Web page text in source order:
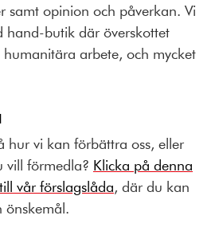
samt opinion och påverkan. Vi
hand-butik där överskottet
arbete, och mycket
hur vi kan förbättra oss, eller
vill förmedla? Klicka på denna
vår förslagslåda, där du kan
önskemål.